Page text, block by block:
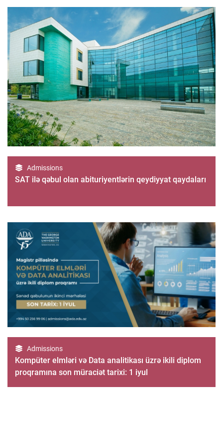
Admissions
SAT ilə qəbul olan abituriyentlərin qeydiyyat qaydaları
Admissions
Kompüter elmləri və Data analitikası üzrə ikili diplom
proqramına son müraciət tarixi: 1 iyul